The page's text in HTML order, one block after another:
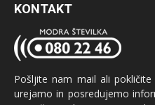
KONTAKT
Pošljite nam mail ali
urejamo in posredujemo